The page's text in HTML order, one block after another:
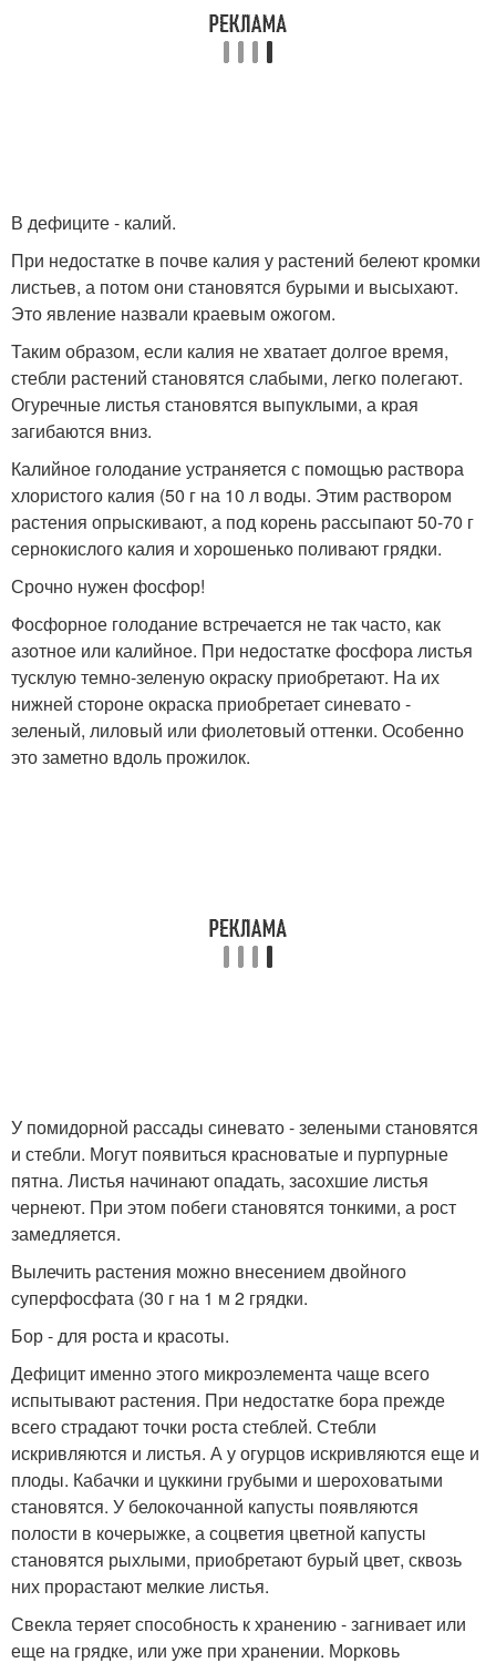
В дефиците - калий.
При недостатке в почве калия у растений белеют кромки
листьев, а потом они становятся бурыми и высыхают.
Это явление назвали краевым ожогом.
Таким образом, если калия не хватает долгое время,
стебли растений становятся слабыми, легко полегают.
Огуречные листья становятся выпуклыми, а края
загибаются вниз.
Калийное голодание устраняется с помощью раствора
хлористого калия (50 г на 10 л воды. Этим раствором
растения опрыскивают, а под корень рассыпают 50-70 г
сернокислого калия и хорошенько поливают грядки.
Срочно нужен фосфор!
Фосфорное голодание встречается не так часто, как
азотное или калийное. При недостатке фосфора листья
тусклую темно-зеленую окраску приобретают. На их
нижней стороне окраска приобретает синевато -
зеленый, лиловый или фиолетовый оттенки. Особенно
это заметно вдоль прожилок.
У помидорной рассады синевато - зелеными становятся
и стебли. Могут появиться красноватые и пурпурные
пятна. Листья начинают опадать, засохшие листья
чернеют. При этом побеги становятся тонкими, а рост
замедляется.
Вылечить растения можно внесением двойного
суперфосфата (30 г на 1 м 2 грядки.
Бор - для роста и красоты.
Дефицит именно этого микроэлемента чаще всего
испытывают растения. При недостатке бора прежде
всего страдают точки роста стеблей. Стебли
искривляются и листья. А у огурцов искривляются еще и
плоды. Кабачки и цуккини грубыми и шероховатыми
становятся. У белокочанной капусты появляются
полости в кочерыжке, а соцветия цветной капусты
становятся рыхлыми, приобретают бурый цвет, сквозь
них прорастают мелкие листья.
Свекла теряет способность к хранению - загнивает или
еще на грядке, или уже при хранении. Морковь